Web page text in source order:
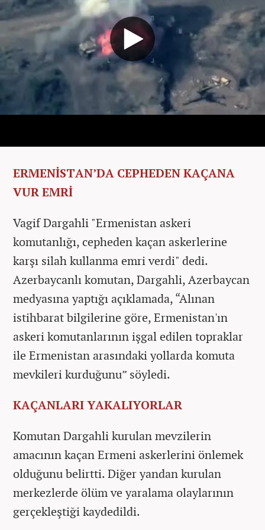
ERMENİSTAN’DA CEPHEDEN KAÇANA
VUR EMRİ
Vagif Dargahli "Ermenistan askeri
komutanlığı, cepheden kaçan askerlerine
karşı silah kullanma emri verdi" dedi.
Azerbaycanlı komutan, Dargahli, Azerbaycan
medyasına yaptığı açıklamada, “Alınan
istihbarat bilgilerine göre, Ermenistan'ın
askeri komutanlarının işgal edilen topraklar
ile Ermenistan arasındaki yollarda komuta
mevkileri kurduğunu” söyledi.
KAÇANLARI YAKALIYORLAR
Komutan Dargahli kurulan mevzilerin
amacının kaçan Ermeni askerlerini önlemek
olduğunu belirtti. Diğer yandan kurulan
merkezlerde ölüm ve yaralama olaylarının
gerçekleştiği kaydedildi.